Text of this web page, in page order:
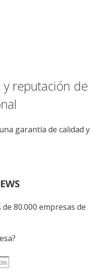
y reputación de
garantía de calidad y
80.000 empresas de